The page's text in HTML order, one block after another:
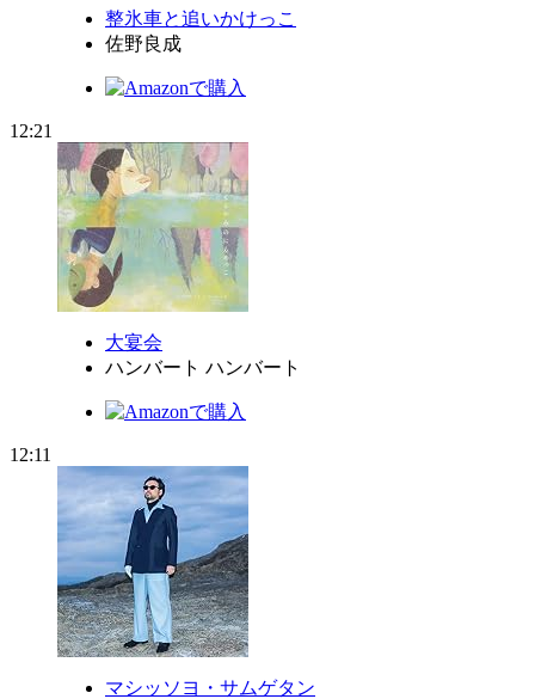
整氷車と追いかけっこ
佐野良成
12:21
大宴会
ハンバート ハンバート
12:11
マシッソヨ・サムゲタン